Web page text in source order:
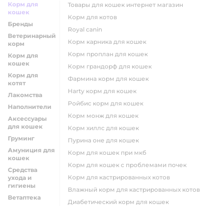
Корм для
кошек
Бренды
Ветеринарный
корм
Корм для
кошек
Корм для
котят
Лакомства
Наполнители
Аксессуары
для кошек
Груминг
Амуниция для
кошек
Средства
ухода и
гигиены
Ветаптека
товары для кошек интернет магазин
корм для котов
royal canin
корм карника для кошек
корм проплан для кошек
корм грандорф для кошек
фармина корм для кошек
harty корм для кошек
ройбис корм для кошек
корм монж для кошек
корм хиллс для кошек
пурина оне для кошек
корм для кошек при мкб
корм для кошек с проблемами почек
Корм для кастрированных котов
влажный корм для кастрированных котов
диабетический корм для кошек